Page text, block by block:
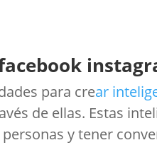
para crear
de ellas. Estas
y tener